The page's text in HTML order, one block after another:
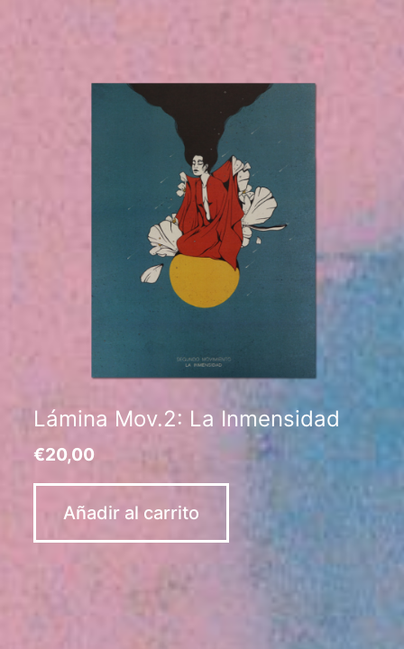
Lámina Mov.2: La Inmensidad
€20,00
Añadir al carrito